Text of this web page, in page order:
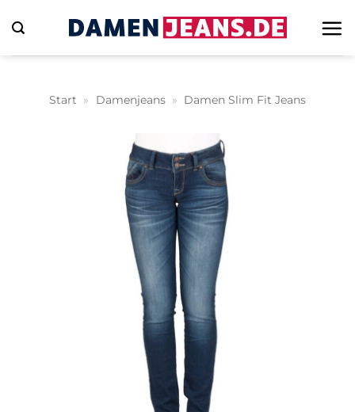
Inhalt
springen
Start » Damenjeans » Damen Slim Fit Jeans